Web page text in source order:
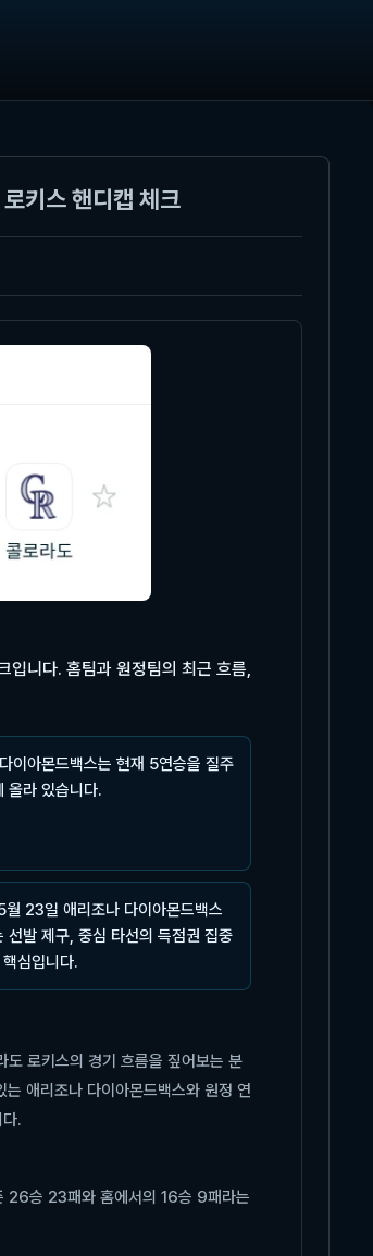
키스 핸디캡 체크
니다. 홈팀과 원정팀의 최근 흐름,
이아몬드백스는 현재 5연승을 질주
올라 있습니다.
23일 애리조나 다이아몬드백스
선발 제구, 중심 타선의 득점권 집중
심입니다.
로키스의 경기 흐름을 짚어보는 분
애리조나 다이아몬드백스와 원정 연
.
26승 23패와 홈에서의 16승 9패라는